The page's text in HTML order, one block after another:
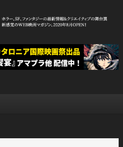
ジン「cowai コ
イ」